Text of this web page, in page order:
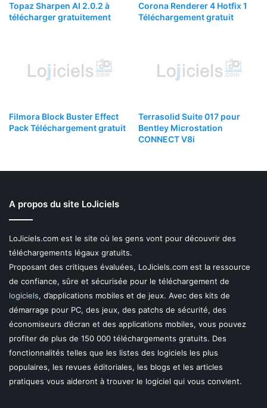
Topaz Sharpen AI 2.0.2 à
télécharger gratuitement
Corona Renderer 4 Hotfix 1
Téléchargement gratuit
Filmora Block Buster Effect
Pack Téléchargement gratuit
Terrasolid Suite 017 pour
Bentley Microstation
CONNECT V8i
A propos du site LoJiciels
LoJiciels.com est le site où les gens vont pour découvrir des
téléchargements légaux gratuits.
Proposant des critiques évaluées, LoJiciels.com est la ressource
de confiance, sûre et sécurisée pour le téléchargement de
logiciels, d’applications mobiles et de jeux. Avec des kits de
démarrage pour PC, des jeux, des patchs de sécurité, des
économiseurs d’écran et des applications mobiles, vous pouvez
profiter de plus de 150 000 téléchargements gratuits. Des
fonctionnalités telles que les listes des logiciels les plus
populaires, les revues éditoriales, les blogs et les articles
pratiques vous aideront à trouver le logiciel qui vous convient.